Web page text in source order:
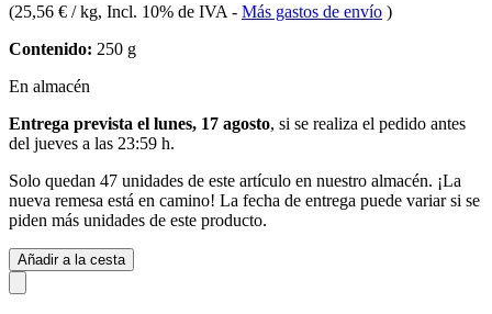
(25,56 € / kg, Incl. 10% de IVA - Más gastos de envío )
Contenido: 250 g
En almacén
Entrega prevista el lunes, 17 agosto, si se realiza el pedido antes
del jueves a las 23:59 h.
Solo quedan 47 unidades de este artículo en nuestro almacén. ¡La
nueva remesa está en camino! La fecha de entrega puede variar si se
piden más unidades de este producto.
Añadir a la cesta